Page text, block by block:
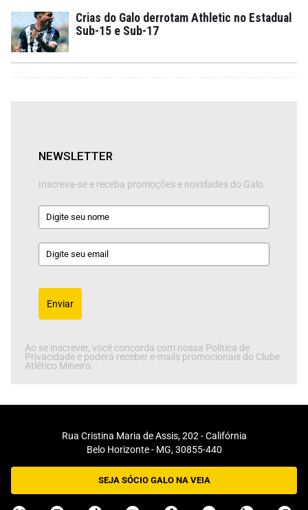
Crias do Galo derrotam Athletic no Estadual
Sub-15 e Sub-17
NEWSLETTER
Inscreva-se e receba promoções e novidades do Galo
Enviar
Ao se inscrever, você concorda com nossa Política de
Privacidade e poderá receber e-mails promocionais do Clube
Atlético Mineiro.
Rua Cristina Maria de Assis, 202 - Califórnia
Belo Horizonte - MG, 30855-440
SEJA SÓCIO GALO NA VEIA